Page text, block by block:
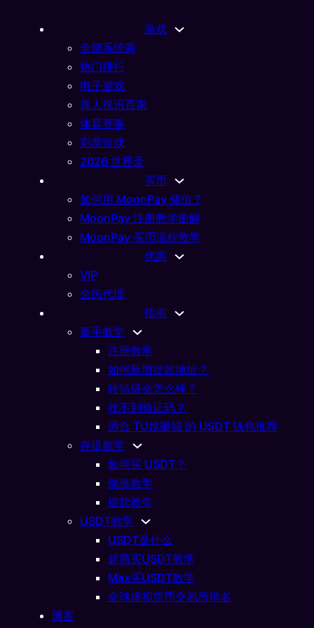
游戏
全部系统商
热门排行
电子游戏
真人视讯百家
体育赛事
彩票游戏
2026 世界盃
买币
如何用 MoonPay 储值 ?
MoonPay 注册教学图解
MoonPay 买币流程教学
优惠
VIP
全民代理
指南
新手教学
注册教学
如何新增提款地址？
转错链会怎么样？
收不到验证码？
适合 TU娛樂城 的 USDT 钱包推荐
存提教学
如何买 USDT？
储值教学
提款教学
USDT教学
USDT是什么
超商买USDT教学
Max买USDT教学
全球虚拟货币交易所排名
博客
加密货币
？先搞懂ICO是什么再
01/04/2026